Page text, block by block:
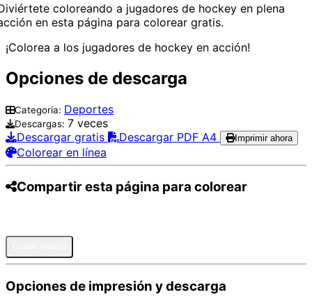
coloreando a jugadores de hockey en plena
en esta página para colorear gratis.
¡Colorea a los jugadores de hockey en acción!
Opciones de descarga
Categoría: Deportes
Descargas: 7 veces
Descargar gratis
Descargar PDF A4 Imprimir ahora
Colorear en línea
Compartir esta página para colorear
Opciones de impresión y descarga